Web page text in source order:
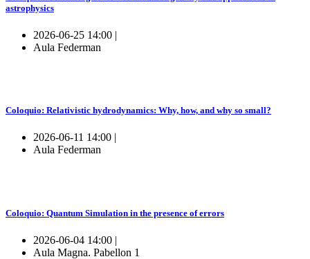
astrophysics
2026-06-25 14:00 |
Aula Federman
Coloquio: Relativistic hydrodynamics: Why, how, and why so small?
2026-06-11 14:00 |
Aula Federman
Coloquio: Quantum Simulation in the presence of errors
2026-06-04 14:00 |
Aula Magna. Pabellon 1